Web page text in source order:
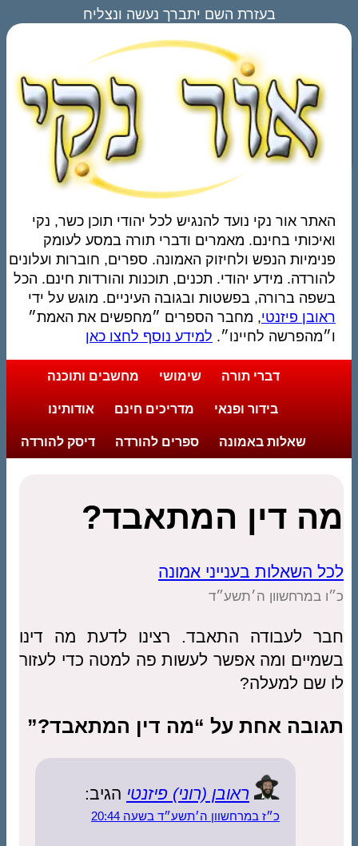
בעזרת השם יתברך נעשה ונצליח
האתר אור נקי נועד להנגיש לכל יהודי תוכן כשר, נקי
ואיכותי בחינם. מאמרים ודברי תורה במסע לעומק
פנימיות הנפש ולחיזוק האמונה. ספרים, חוברות ועלונים
להורדה. מידע יהודי. תכנים, תוכנות והורדות חינם. הכל
בשפה ברורה, בפשטות ובגובה העיניים. מוגש על ידי
ראובן פיזנטי, מחבר הספרים ״מחפשים את האמת״
ו״מהפרשה לחיינו״. למידע נוסף לחצו כאן
דברי תורה שימושי מחשבים ותוכנה
בידור ופנאי מדריכים חינם אודותינו
שאלות באמונה ספרים להורדה דיסק להורדה
מה דין המתאבד?
לכל השאלות בענייני אמונה
כ״ו במרחשוון ה׳תשע״ד
חבר לעבודה התאבד. רצינו לדעת מה דינו
בשמיים ומה אפשר לעשות פה למטה כדי לעזור
לו שם למעלה?
תגובה אחת על “מה דין המתאבד?”
ראובן (רוני) פיזנטי הגיב:
כ״ז במרחשוון ה׳תשע״ד בשעה 20:44